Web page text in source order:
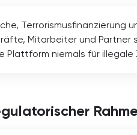
Terrorismusfinanzierung
Mitarbeiter und
Plattform niemals für